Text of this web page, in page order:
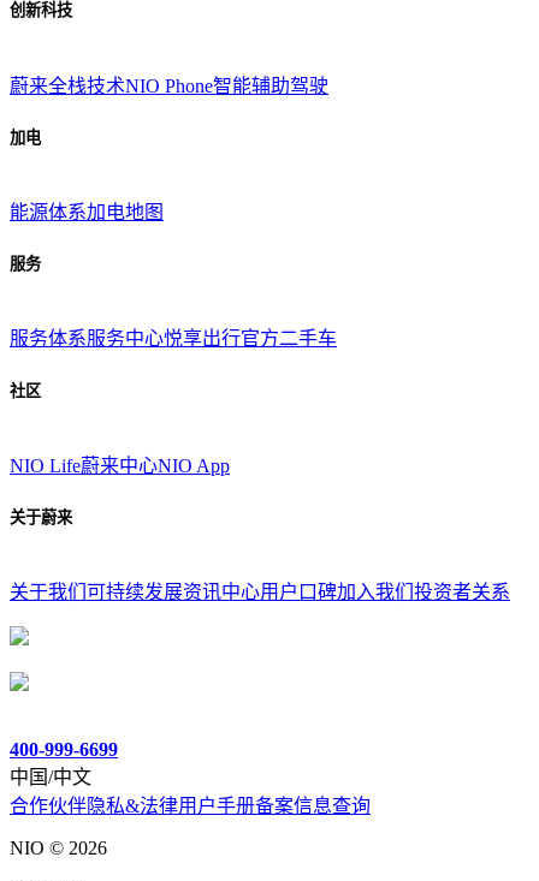
创新科技
蔚来全栈技术NIO Phone智能辅助驾驶
加电
能源体系加电地图
服务
服务体系服务中心悦享出行官方二手车
社区
NIO Life蔚来中心NIO App
关于蔚来
关于我们 可持续发展资讯中心用户口碑加入我们 投资者关系
400-999-6699
中国/中文
合作伙伴隐私&法律用户手册备案信息查询
NIO © 2026